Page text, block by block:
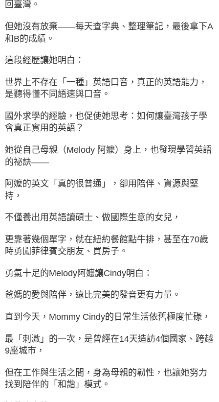
回臺灣。
但她沒有放棄——每天查字典、整理筆記，最後拿下A
和B的成績。
這段經歷讓她明白：
世界上不存在「一種」英語口音，真正的英語能力，
是聽得懂不同語速與口音。
國外求學的經驗，也促使她思考：如何讓臺灣孩子學
會真正實用的英語？
她從自己母親（Melody 阿嬤）身上，也發現學習英語
的祕訣——
阿嬤的英文「真的很普通」，卻用陪伴、資源與堅
持，
不僅養出用英語讀碩士、做國際生意的女兒，
更靠著幾個單字，就在紐約餐館點牛排，甚至在70歲
時勇闖菲律賓交朋友、買房子。
勇氣十足的Melody阿嬤讓Cindy明白：
爸媽的愛與陪伴，遠比完美的發音更有力量。
直到今天，Mommy Cindy的日常生活依舊極度忙碌，
最「刺激」的一次，是曾經在14天造訪4個國家、跨越
9座城市，
但在工作與生活之間，身為母親的韌性，也讓她努力
找到陪伴的「和諧」模式。